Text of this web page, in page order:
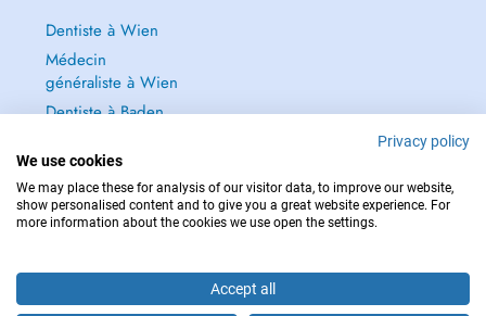
Dentiste à Wien
Médecin
généraliste à Wien
Dentiste à Baden
Baden
Tout voir →
POUR LES URGENCES, CONSULTEZ : 112
Privacy policy
We use cookies
We may place these for analysis of our visitor data, to improve our website,
show personalised content and to give you a great website experience. For
more information about the cookies we use open the settings.
Accept all